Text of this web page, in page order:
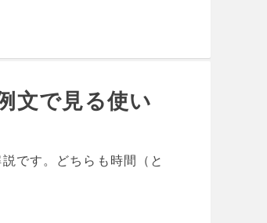
文で見る使い
です。どちらも時間（と